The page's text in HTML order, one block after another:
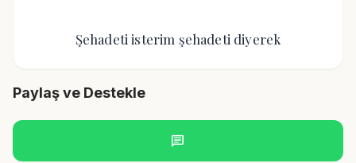
Şehadeti isterim şehadeti diyerek
Paylaş ve Destekle
chat